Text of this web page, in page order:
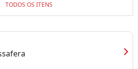
TODOS OS ITENS
chevron_right